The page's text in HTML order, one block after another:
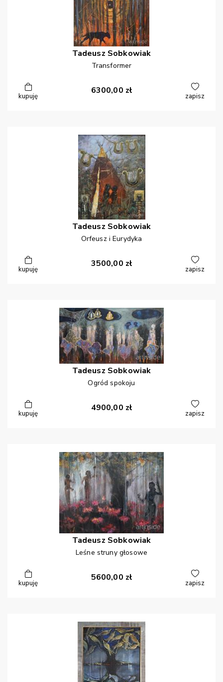
Tadeusz Sobkowiak
Transformer
kupuję
6300,00 zł
zapisz
Tadeusz Sobkowiak
Orfeusz i Eurydyka
kupuję
3500,00 zł
zapisz
Tadeusz Sobkowiak
Ogród spokoju
kupuję
4900,00 zł
zapisz
Tadeusz Sobkowiak
Leśne struny głosowe
kupuję
5600,00 zł
zapisz